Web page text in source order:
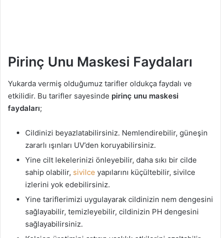
Pirinç Unu Maskesi Faydaları
Yukarda vermiş olduğumuz tarifler oldukça faydalı ve
etkilidir. Bu tarifler sayesinde pirinç unu maskesi
faydaları;
Cildinizi beyazlatabilirsiniz. Nemlendirebilir, güneşin
zararlı ışınları UV’den koruyabilirsiniz.
Yine cilt lekelerinizi önleyebilir, daha sıkı bir cilde
sahip olabilir, sivilce yapılarını küçültebilir, sivilce
izlerini yok edebilirsiniz.
Yine tariflerimizi uygulayarak cildinizin nem dengesini
sağlayabilir, temizleyebilir, cildinizin PH dengesini
sağlayabilirsiniz.